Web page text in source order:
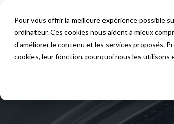
Pour vous offrir la meilleure expérience possible
ordinateur. Ces cookies nous aident à mieux
d'améliorer le contenu et les services proposés.
cookies, leur fonction, pourquoi nous les utilisons